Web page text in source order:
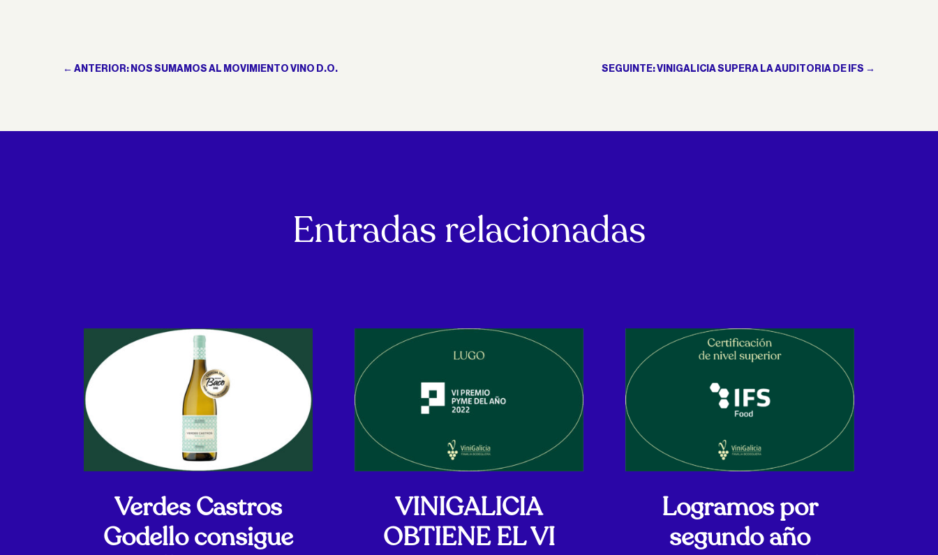
← ANTERIOR: NOS SUMAMOS AL MOVIMIENTO VINO D.O. SEGUINTE: VINIGALICIA SUPERA LA AUDITORIA DE IFS →
Entradas relacionadas
Verdes Castros
Godello consigue
VINIGALICIA
OBTIENE EL VI
Logramos por
segundo año